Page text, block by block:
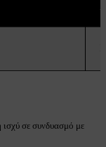
ισχύ σε συνδυασμό με